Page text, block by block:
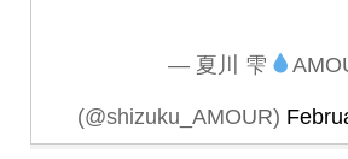
— 夏川 雫
(@shizuku_AMOUR)